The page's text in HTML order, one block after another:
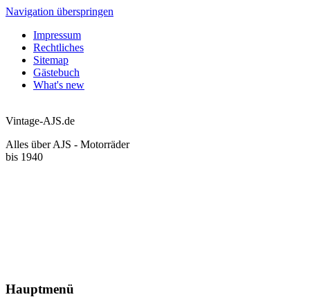
Navigation überspringen
Impressum
Rechtliches
Sitemap
Gästebuch
What's new
Vintage-AJS.de
Alles über AJS - Motorräder
bis 1940
Hauptmenü